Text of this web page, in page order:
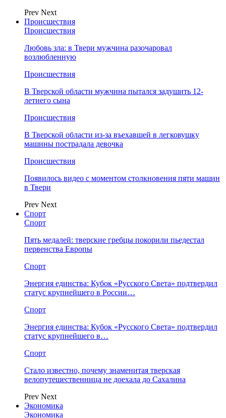
Prev Next
Происшествия
Происшествия
Любовь зла: в Твери мужчина разочаровал
возлюбленную
Происшествия
В Тверской области мужчина пытался задушить 12-
летнего сына
Происшествия
В Тверской области из-за въехавшей в легковушку
машины пострадала девочка
Происшествия
Появилось видео с моментом столкновения пяти машин
в Твери
Prev Next
Спорт
Спорт
Пять медалей: тверские гребцы покорили пьедестал
первенства Европы
Спорт
Энергия единства: Кубок «Русского Света» подтвердил
статус крупнейшего в России…
Спорт
Энергия единства: Кубок «Русского Света» подтвердил
статус крупнейшего в…
Спорт
Стало известно, почему знаменитая тверская
велопутешественница не доехала до Сахалина
Prev Next
Экономика
Экономика